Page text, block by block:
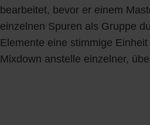
bearbeitet, bevor er einem
einzelnen Spuren als Gruppe
Elemente eine stimmige
Mixdown anstelle einzelner,